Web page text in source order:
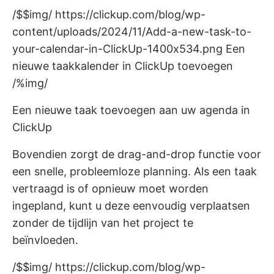
/$$img/ https://clickup.com/blog/wp-
content/uploads/2024/11/Add-a-new-task-to-
your-calendar-in-ClickUp-1400x534.png Een
nieuwe taakkalender in ClickUp toevoegen
/%img/
Een nieuwe taak toevoegen aan uw agenda in
ClickUp
Bovendien zorgt de drag-and-drop functie voor
een snelle, probleemloze planning. Als een taak
vertraagd is of opnieuw moet worden
ingepland, kunt u deze eenvoudig verplaatsen
zonder de tijdlijn van het project te
beïnvloeden.
/$$img/ https://clickup.com/blog/wp-